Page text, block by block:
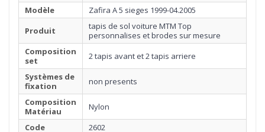
Modèle
Zafira A 5 sieges 1999-04.2005
Produit
tapis de sol voiture MTM Top
personnalises et brodes sur mesure
Composition
set
2 tapis avant et 2 tapis arriere
Systèmes de
fixation
non presents
Composition
Matériau
Nylon
Code
2602